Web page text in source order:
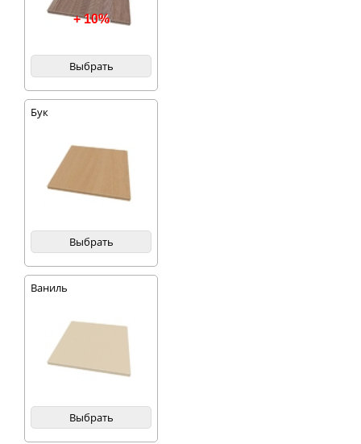
+ 10%
Выбрать
Бук
Выбрать
Ваниль
Выбрать